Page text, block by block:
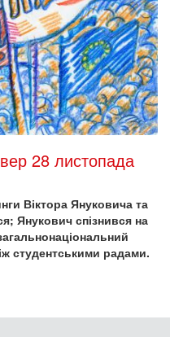
28 листопада
Віктора Януковича та
Янукович спізнився на
студентськими радами.